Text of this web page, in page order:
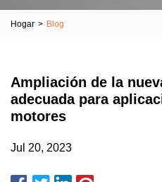
Hogar > Blog
Ampliación de la
adecuada para
motores
Jul 20, 2023